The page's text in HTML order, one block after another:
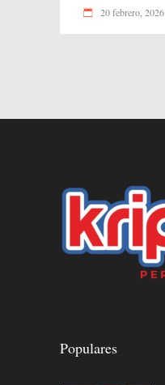
20 febrero, 2026
Populares